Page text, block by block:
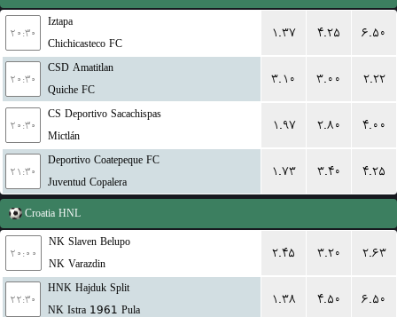
۲۰:۳۰
Iztapa
Chichicasteco FC
۱.۳۷ ۴.۲۵ ۶.۵۰
۲۰:۳۰
CSD Amatitlan
Quiche FC
۳.۱۰ ۳.۰۰ ۲.۲۲
۲۰:۳۰
CS Deportivo Sacachispas
Mictlán
۱.۹۷ ۲.۸۰ ۴.۰۰
۲۱:۳۰
Deportivo Coatepeque FC
Juventud Copalera
۱.۷۳ ۳.۴۰ ۴.۲۵
Croatia HNL
۲۰:۰۰
NK Slaven Belupo
NK Varazdin
۲.۴۵ ۳.۲۰ ۲.۶۳
۲۲:۳۰
HNK Hajduk Split
NK Istra 1961 Pula
۱.۳۸ ۴.۵۰ ۶.۵۰